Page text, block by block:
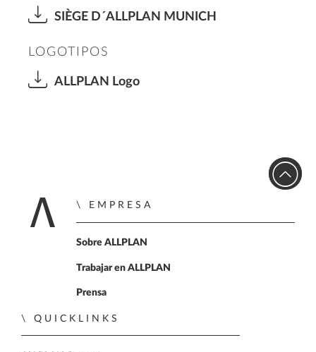
SIÈGE D´ALLPLAN MUNICH
LOGOTIPOS
ALLPLAN Logo
Inicio
EMPRESA
Sobre ALLPLAN
Trabajar en ALLPLAN
Prensa
QUICKLINKS